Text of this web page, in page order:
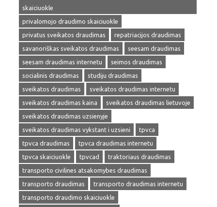
skaiciuokle
privalomojo draudimo skaiciuokle
privatus sveikatos draudimas
repatriacijos draudimas
savanoriškas sveikatos draudimas
seesam draudimas
seesam draudimas internetu
seimos draudimas
socialinis draudimas
studiju draudimas
sveikatos draudimas
sveikatos draudimas internetu
sveikatos draudimas kaina
sveikatos draudimas lietuvoje
sveikatos draudimas uzsienyje
sveikatos draudimas vykstant i uzsieni
tpvca
tpvca draudimas
tpvca draudimas internetu
tpvca skaiciuokle
tpvcad
traktoriaus draudimas
transporto civilines atsakomybes draudimas
transporto draudimas
transporto draudimas internetu
transporto draudimo skaiciuokle